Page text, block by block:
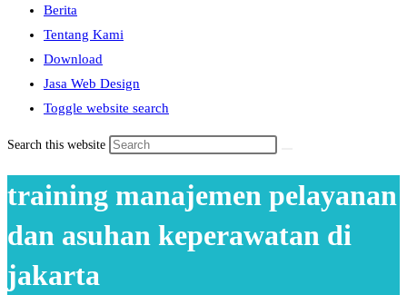
Berita
Tentang Kami
Download
Jasa Web Design
Toggle website search
Search this website
training manajemen pelayanan
dan asuhan keperawatan di
jakarta